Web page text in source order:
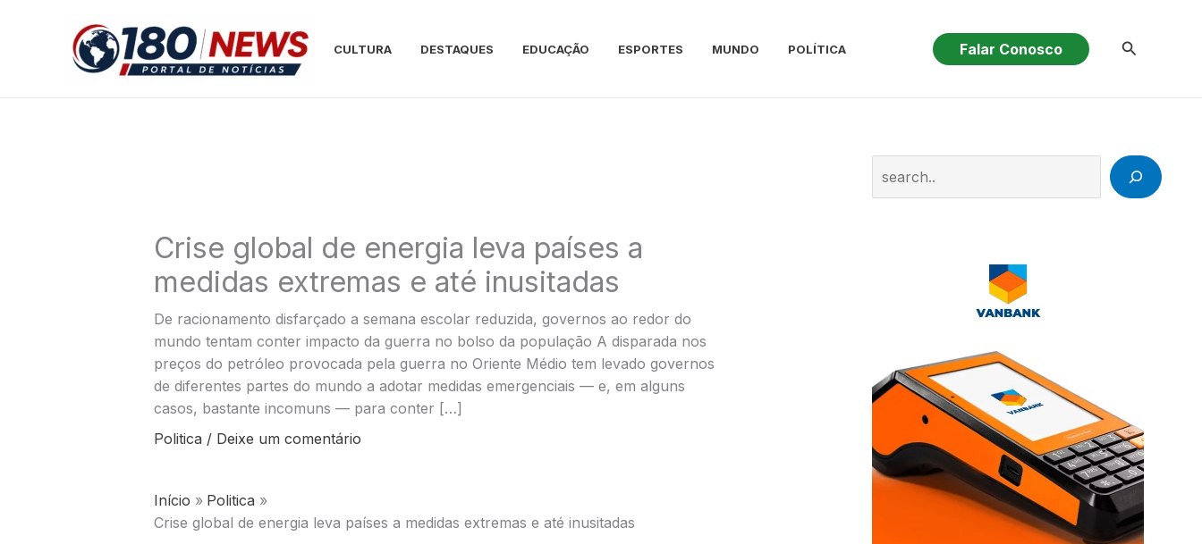
CULTURA DESTAQUES EDUCAÇÃO ESPORTES MUNDO POLÍTICA Falar Conosco Pesquisar
Crise global de energia leva países a
medidas extremas e até inusitadas
De racionamento disfarçado a semana escolar reduzida, governos ao redor do
mundo tentam conter impacto da guerra no bolso da população A disparada nos
preços do petróleo provocada pela guerra no Oriente Médio tem levado governos
de diferentes partes do mundo a adotar medidas emergenciais — e, em alguns
casos, bastante incomuns — para conter […]
Politica / Deixe um comentário
Início
Politica
Crise global de energia leva países a medidas extremas e até inusitadas